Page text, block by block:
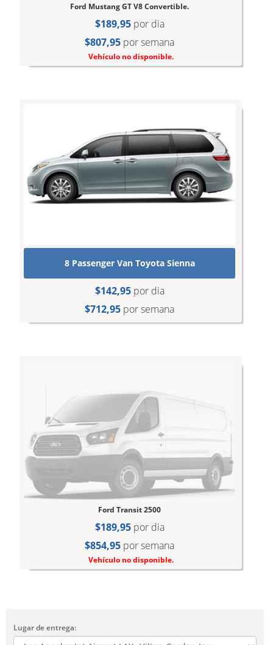
Ford Mustang GT V8 Convertible.
$189,95por dia
$807,95 por semana
Vehículo no disponible.
8 Passenger Van Toyota Sienna
$142,95por dia
$712,95 por semana
Ford Transit 2500
$189,95por dia
$854,95 por semana
Vehículo no disponible.
Lugar de entrega: